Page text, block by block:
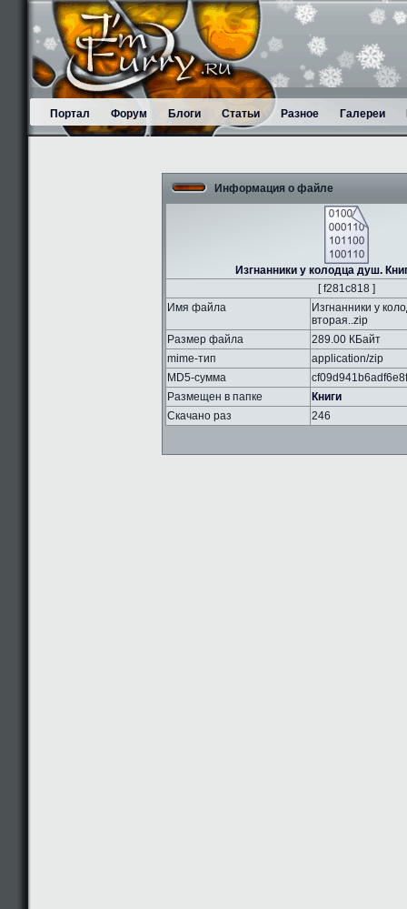
Портал Форум Блоги Статьи Разное Галереи
Информация о файле
Изгнанники у колодца душ.
[ f281c818 ]
Имя файла
Изгнанники у
вторая..zip
Размер файла
289.00 КБайт
mime-тип
application/zip
MD5-сумма
Размещен в папке
Книги
Скачано раз
246